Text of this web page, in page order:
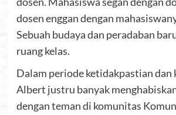
dosen enggan dengan
Sebuah budaya dan peradaban
ruang kelas.
Dalam periode ketidakpastian dan
Albert justru banyak
dengan teman di komunitas